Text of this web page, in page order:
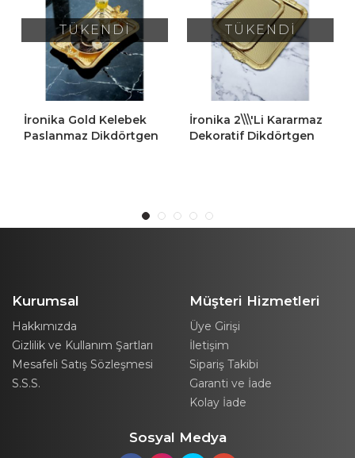
TÜKENDİ
İronika Gold Kelebek
Paslanmaz Dikdörtgen
TÜKENDİ
İronika 2\\\'li Kararmaz
Dekoratif Dikdörtgen
Kurumsal
Hakkımızda
Gizlilik ve Kullanım Şartları
Mesafeli Satış Sözleşmesi
S.S.S.
Müşteri Hizmetleri
Üye Girişi
İletişim
Sipariş Takibi
Garanti ve İade
Kolay İade
Sosyal Medya